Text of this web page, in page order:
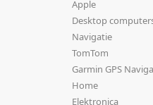
Apple
Desktop
Navigatie
TomTom
Garmin GPS
Home
Elektronica